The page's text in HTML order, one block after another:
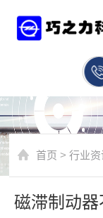
首页 >行业资
磁滞制动